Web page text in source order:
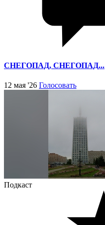
СНЕГОПАД, СНЕГОПАД...
12 мая '26 Голосовать
Подкаст